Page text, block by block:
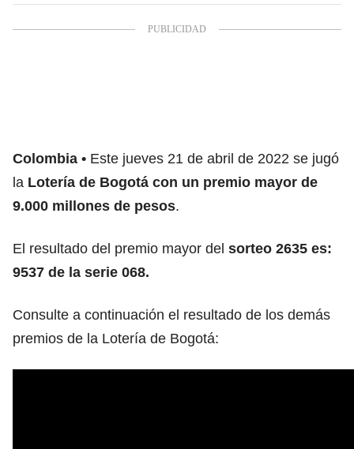
Colombia
Este jueves 21 de abril de 2022 se jugó
la Lotería de Bogotá con un premio mayor de
9.000 millones de pesos.
El resultado del premio mayor del sorteo 2635 es:
9537 de la serie 068.
Consulte a continuación el resultado de los demás
premios de la Lotería de Bogotá: